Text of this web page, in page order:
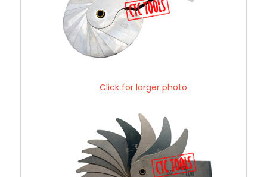
Click for larger photo